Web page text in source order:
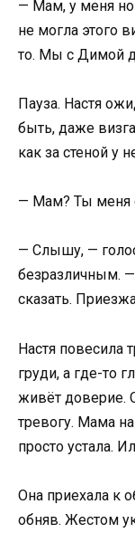
— Мам, у меня
не могла этого
то. Мы с Димой
Пауза. Настя
быть, даже
как за стеной у
— Мам? Ты
— Слышу, —
безразличным.
сказать.
Настя повесила
груди, а где-то
живёт доверие.
тревогу. Мама
просто устала.
Она приехала к
обняв. Жестом